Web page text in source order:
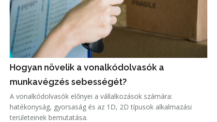
Hogyan növelik a vonalkódolvasók a
munkavégzés sebességét?
A vonalkódolvasók előnyei a vállalkozások számára:
hatékonyság, gyorsaság és az 1D, 2D típusok alkalmazási
területeinek bemutatása.